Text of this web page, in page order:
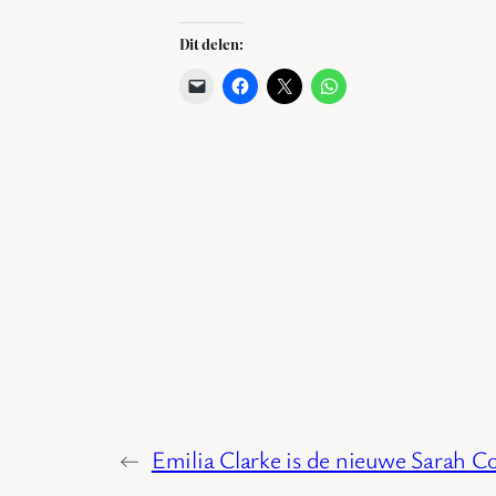
Dit delen:
← Emilia Clarke is de nieuwe Sarah